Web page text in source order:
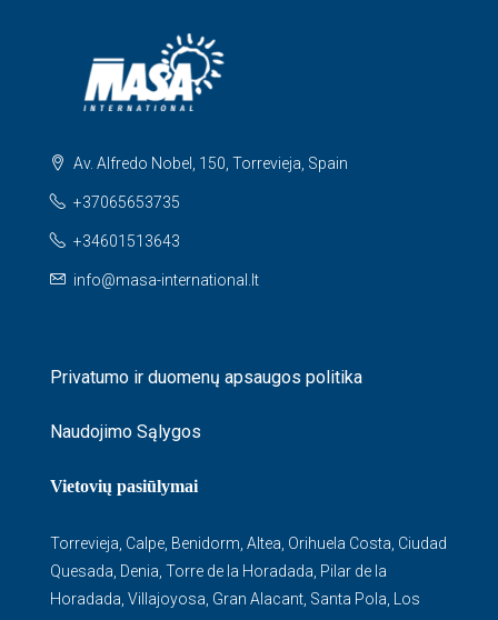
Av. Alfredo Nobel, 150, Torrevieja, Spain
+37065653735
+34601513643
info@masa-international.lt
Privatumo ir duomenų apsaugos politika
Naudojimo Sąlygos
Vietovių pasiūlymai
Torrevieja Calpe Benidorm Altea Orihuela Costa Ciudad
Quesada Denia Torre de la Horadada Pilar de la
Horadada Villajoyosa Gran Alacant Santa Pola
Los